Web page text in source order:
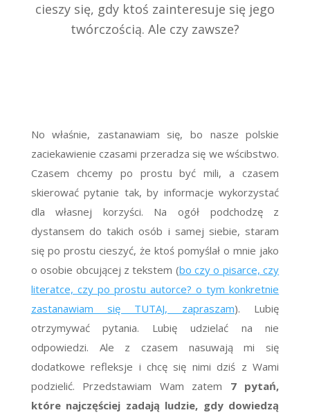
cieszy się, gdy ktoś zainteresuje się jego
twórczością. Ale czy zawsze?
No właśnie, zastanawiam się, bo nasze polskie
zaciekawienie czasami przeradza się we wścibstwo.
Czasem chcemy po prostu być mili, a czasem
skierować pytanie tak, by informacje wykorzystać
dla własnej korzyści. Na ogół podchodzę z
dystansem do takich osób i samej siebie, staram
się po prostu cieszyć, że ktoś pomyślał o mnie jako
o osobie obcującej z tekstem (bo czy o pisarce, czy
literatce, czy po prostu autorce? o tym konkretnie
zastanawiam się TUTAJ, zapraszam). Lubię
otrzymywać pytania. Lubię udzielać na nie
odpowiedzi. Ale z czasem nasuwają mi się
dodatkowe refleksje i chcę się nimi dziś z Wami
podzielić. Przedstawiam Wam zatem 7 pytań,
które najczęściej zadają ludzie, gdy dowiedzą